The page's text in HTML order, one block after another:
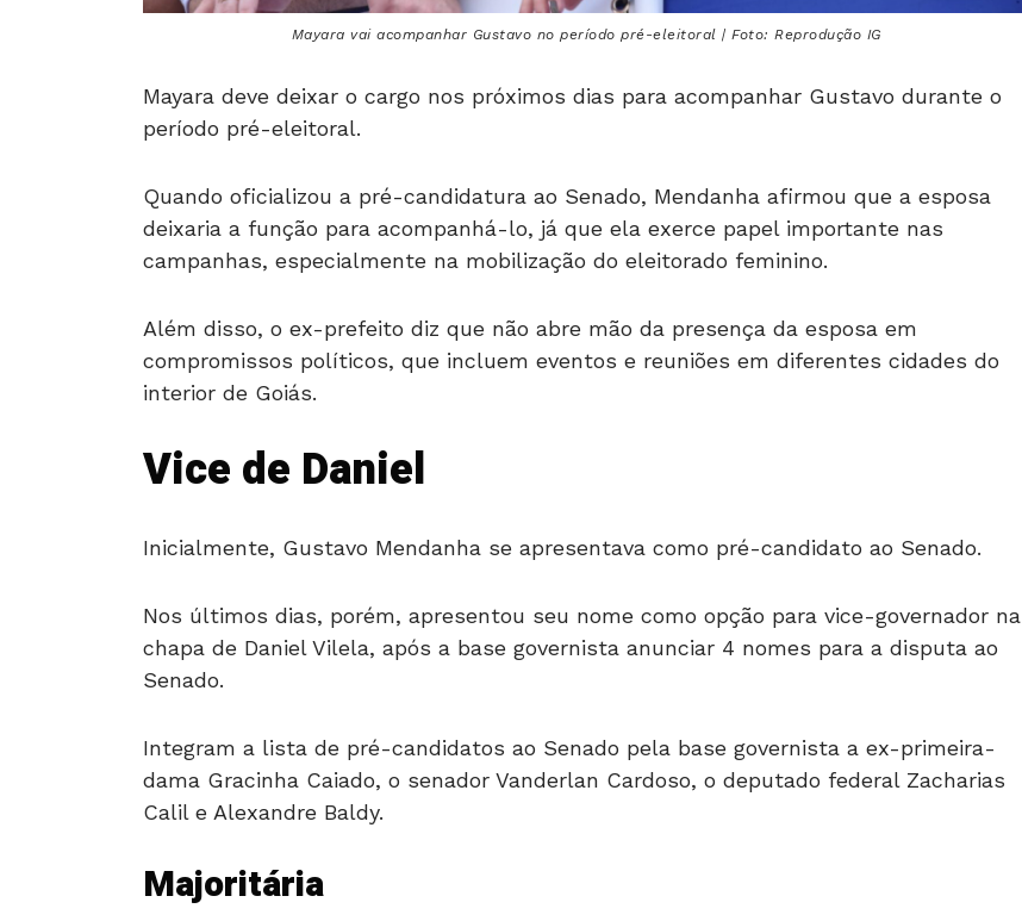
Mayara vai acompanhar Gustavo no período pré-eleitoral | Foto: Reprodução IG
Mayara deve deixar o cargo nos próximos dias para acompanhar Gustavo durante o
período pré-eleitoral.
Quando oficializou a pré-candidatura ao Senado, Mendanha afirmou que a esposa
deixaria a função para acompanhá-lo, já que ela exerce papel importante nas
campanhas, especialmente na mobilização do eleitorado feminino.
Além disso, o ex-prefeito diz que não abre mão da presença da esposa em
compromissos políticos, que incluem eventos e reuniões em diferentes cidades do
interior de Goiás.
Vice de Daniel
Inicialmente, Gustavo Mendanha se apresentava como pré-candidato ao Senado.
Nos últimos dias, porém, apresentou seu nome como opção para vice-governador na
chapa de Daniel Vilela, após a base governista anunciar 4 nomes para a disputa ao
Senado.
Integram a lista de pré-candidatos ao Senado pela base governista a ex-primeira-
dama Gracinha Caiado, o senador Vanderlan Cardoso, o deputado federal Zacharias
Calil e Alexandre Baldy.
Majoritária